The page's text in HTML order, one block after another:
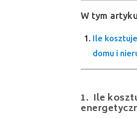
W tym
Ile
domu i
Ile